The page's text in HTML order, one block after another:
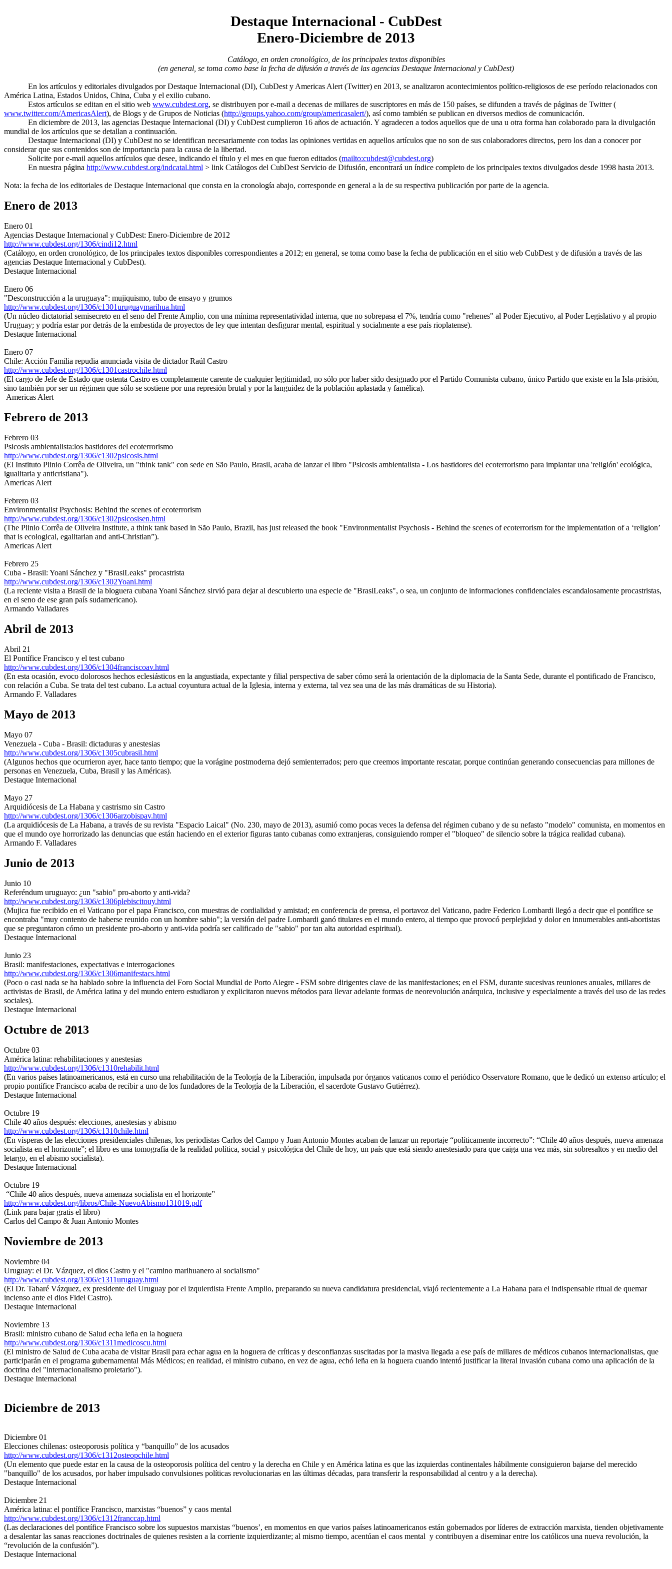
Destaque Internacional - CubDest
Enero-Diciembre de 2013
Catálogo, en orden cronológico, de los principales textos disponibles
(en general, se toma como base la fecha de difusión a través de las agencias Destaque Internacional y CubDest)
En los artículos y editoriales divulgados por Destaque Internacional (DI), CubDest y Americas Alert (Twitter) en 2013, se analizaron acontecimientos político-religiosos de ese período relacionados con
América Latina, Estados Unidos, China, Cuba y el exilio cubano.
Estos artículos se editan en el sitio web www.cubdest.org, se distribuyen por e-mail a decenas de millares de suscriptores en más de 150 países, se difunden a través de páginas de Twitter (
www.twitter.com/AmericasAlert), de Blogs y de Grupos de Noticias (http://groups.yahoo.com/group/americasalert/), así como también se publican en diversos medios de comunicación.
En diciembre de 2013, las agencias Destaque Internacional (DI) y CubDest cumplieron 16 años de actuación. Y agradecen a todos aquellos que de una u otra forma han colaborado para la divulgación
mundial de los artículos que se detallan a continuación.
Destaque Internacional (DI) y CubDest no se identifican necesariamente con todas las opiniones vertidas en aquellos artículos que no son de sus colaboradores directos, pero los dan a conocer por
considerar que sus contenidos son de importancia para la causa de la libertad.
Solicite por e-mail aquellos artículos que desee, indicando el título y el mes en que fueron editados (mailto:cubdest@cubdest.org)
En nuestra página http://www.cubdest.org/indcatal.html > link Catálogos del CubDest Servicio de Difusión, encontrará un índice completo de los principales textos divulgados desde 1998 hasta 2013.
Nota: la fecha de los editoriales de Destaque Internacional que consta en la cronología abajo, corresponde en general a la de su respectiva publicación por parte de la agencia.
Enero de 2013
Enero 01
Agencias Destaque Internacional y CubDest: Enero-Diciembre de 2012
http://www.cubdest.org/1306/cindi12.html
(Catálogo, en orden cronológico, de los principales textos disponibles correspondientes a 2012; en general, se toma como base la fecha de publicación en el sitio web CubDest y de difusión a través de las
agencias Destaque Internacional y CubDest).
Destaque Internacional
Enero 06
"Desconstrucción a la uruguaya": mujiquismo, tubo de ensayo y grumos
http://www.cubdest.org/1306/c1301uruguaymarihua.html
(Un núcleo dictatorial semisecreto en el seno del Frente Amplio, con una mínima representatividad interna, que no sobrepasa el 7%, tendría como "rehenes" al Poder Ejecutivo, al Poder Legislativo y al propio
Uruguay; y podría estar por detrás de la embestida de proyectos de ley que intentan desfigurar mental, espiritual y socialmente a ese país rioplatense).
Destaque Internacional
Enero 07
Chile: Acción Familia repudia anunciada visita de dictador Raúl Castro
http://www.cubdest.org/1306/c1301castrochile.html
(El cargo de Jefe de Estado que ostenta Castro es completamente carente de cualquier legitimidad, no sólo por haber sido designado por el Partido Comunista cubano, único Partido que existe en la Isla-prisión,
sino también por ser un régimen que sólo se sostiene por una represión brutal y por la languidez de la población aplastada y famélica).
Americas Alert
Febrero de 2013
Febrero 03
Psicosis ambientalista:los bastidores del ecoterrorismo
http://www.cubdest.org/1306/c1302psicosis.html
(El Instituto Plinio Corrêa de Oliveira, un "think tank" con sede en São Paulo, Brasil, acaba de lanzar el libro "Psicosis ambientalista - Los bastidores del ecoterrorismo para implantar una 'religión' ecológica,
igualitaria y anticristiana").
Americas Alert
Febrero 03
Environmentalist Psychosis: Behind the scenes of ecoterrorism
http://www.cubdest.org/1306/c1302psicosisen.html
(The Plinio Corrêa de Oliveira Institute, a think tank based in São Paulo, Brazil, has just released the book "Environmentalist Psychosis - Behind the scenes of ecoterrorism for the implementation of a ‘religion’
that is ecological, egalitarian and anti-Christian”).
Americas Alert
Febrero 25
Cuba - Brasil: Yoani Sánchez y "BrasiLeaks" procastrista
http://www.cubdest.org/1306/c1302Yoani.html
(La reciente visita a Brasil de la bloguera cubana Yoani Sánchez sirvió para dejar al descubierto una especie de "BrasiLeaks", o sea, un conjunto de informaciones confidenciales escandalosamente procastristas,
en el seno de ese gran país sudamericano).
Armando Valladares
Abril de 2013
Abril 21
El Pontífice Francisco y el test cubano
http://www.cubdest.org/1306/c1304franciscoav.html
(En esta ocasión, evoco dolorosos hechos eclesiásticos en la angustiada, expectante y filial perspectiva de saber cómo será la orientación de la diplomacia de la Santa Sede, durante el pontificado de Francisco,
con relación a Cuba. Se trata del test cubano. La actual coyuntura actual de la Iglesia, interna y externa, tal vez sea una de las más dramáticas de su Historia).
Armando F. Valladares
Mayo de 2013
Mayo 07
Venezuela - Cuba - Brasil: dictaduras y anestesias
http://www.cubdest.org/1306/c1305cubrasil.html
(Algunos hechos que ocurrieron ayer, hace tanto tiempo; que la vorágine postmoderna dejó semienterrados; pero que creemos importante rescatar, porque continúan generando consecuencias para millones de
personas en Venezuela, Cuba, Brasil y las Américas).
Destaque Internacional
Mayo 27
Arquidiócesis de La Habana y castrismo sin Castro
http://www.cubdest.org/1306/c1306arzobispav.html
(La arquidiócesis de La Habana, a través de su revista "Espacio Laical" (No. 230, mayo de 2013), asumió como pocas veces la defensa del régimen cubano y de su nefasto "modelo" comunista, en momentos en
que el mundo oye horrorizado las denuncias que están haciendo en el exterior figuras tanto cubanas como extranjeras, consiguiendo romper el "bloqueo" de silencio sobre la trágica realidad cubana).
Armando F. Valladares
Junio de 2013
Junio 10
Referéndum uruguayo: ¿un "sabio" pro-aborto y anti-vida?
http://www.cubdest.org/1306/c1306plebiscitouy.html
(Mujica fue recibido en el Vaticano por el papa Francisco, con muestras de cordialidad y amistad; en conferencia de prensa, el portavoz del Vaticano, padre Federico Lombardi llegó a decir que el pontífice se
encontraba "muy contento de haberse reunido con un hombre sabio"; la versión del padre Lombardi ganó titulares en el mundo entero, al tiempo que provocó perplejidad y dolor en innumerables anti-abortistas
que se preguntaron cómo un presidente pro-aborto y anti-vida podría ser calificado de "sabio" por tan alta autoridad espiritual).
Destaque Internacional
Junio 23
Brasil: manifestaciones, expectativas e interrogaciones
http://www.cubdest.org/1306/c1306manifestacs.html
(Poco o casi nada se ha hablado sobre la influencia del Foro Social Mundial de Porto Alegre - FSM sobre dirigentes clave de las manifestaciones; en el FSM, durante sucesivas reuniones anuales, millares de
activistas de Brasil, de América latina y del mundo entero estudiaron y explicitaron nuevos métodos para llevar adelante formas de neorevolución anárquica, inclusive y especialmente a través del uso de las redes
sociales).
Destaque Internacional
Octubre de 2013
Octubre 03
América latina: rehabilitaciones y anestesias
http://www.cubdest.org/1306/c1310rehabilit.html
(En varios países latinoamericanos, está en curso una rehabilitación de la Teología de la Liberación, impulsada por órganos vaticanos como el periódico Osservatore Romano, que le dedicó un extenso artículo; el
propio pontífice Francisco acaba de recibir a uno de los fundadores de la Teología de la Liberación, el sacerdote Gustavo Gutiérrez).
Destaque Internacional
Octubre 19
Chile 40 años después: elecciones, anestesias y abismo
http://www.cubdest.org/1306/c1310chile.html
(En vísperas de las elecciones presidenciales chilenas, los periodistas Carlos del Campo y Juan Antonio Montes acaban de lanzar un reportaje “políticamente incorrecto”: “Chile 40 años después, nueva amenaza
socialista en el horizonte”; el libro es una tomografía de la realidad política, social y psicológica del Chile de hoy, un país que está siendo anestesiado para que caiga una vez más, sin sobresaltos y en medio del
letargo, en el abismo socialista).
Destaque Internacional
Octubre 19
“Chile 40 años después, nueva amenaza socialista en el horizonte”
http://www.cubdest.org/libros/Chile-NuevoAbismo131019.pdf
(Link para bajar gratis el libro)
Carlos del Campo & Juan Antonio Montes
Noviembre de 2013
Noviembre 04
Uruguay: el Dr. Vázquez, el dios Castro y el "camino marihuanero al socialismo"
http://www.cubdest.org/1306/c1311uruguay.html
(El Dr. Tabaré Vázquez, ex presidente del Uruguay por el izquierdista Frente Amplio, preparando su nueva candidatura presidencial, viajó recientemente a La Habana para el indispensable ritual de quemar
incienso ante el dios Fidel Castro).
Destaque Internacional
Noviembre 13
Brasil: ministro cubano de Salud echa leña en la hoguera
http://www.cubdest.org/1306/c1311medicoscu.html
(El ministro de Salud de Cuba acaba de visitar Brasil para echar agua en la hoguera de críticas y desconfianzas suscitadas por la masiva llegada a ese país de millares de médicos cubanos internacionalistas, que
participarán en el programa gubernamental Más Médicos; en realidad, el ministro cubano, en vez de agua, echó leña en la hoguera cuando intentó justificar la literal invasión cubana como una aplicación de la
doctrina del "internacionalismo proletario").
Destaque Internacional
Diciembre de 2013
Diciembre 01
Elecciones chilenas: osteoporosis política y “banquillo” de los acusados
http://www.cubdest.org/1306/c1312osteopchile.html
(Un elemento que puede estar en la causa de la osteoporosis política del centro y la derecha en Chile y en América latina es que las izquierdas continentales hábilmente consiguieron bajarse del merecido
"banquillo" de los acusados, por haber impulsado convulsiones políticas revolucionarias en las últimas décadas, para transferir la responsabilidad al centro y a la derecha).
Destaque Internacional
Diciembre 21
América latina: el pontífice Francisco, marxistas “buenos” y caos mental
http://www.cubdest.org/1306/c1312franccap.html
(Las declaraciones del pontífice Francisco sobre los supuestos marxistas “buenos’, en momentos en que varios países latinoamericanos están gobernados por líderes de extracción marxista, tienden objetivamente
a desalentar las sanas reacciones doctrinales de quienes resisten a la corriente izquierdizante; al mismo tiempo, acentúan el caos mental y contribuyen a diseminar entre los católicos una nueva revolución, la
“revolución de la confusión”).
Destaque Internacional